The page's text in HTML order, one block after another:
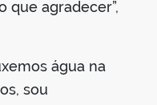
que agradecer”,
água na
sou